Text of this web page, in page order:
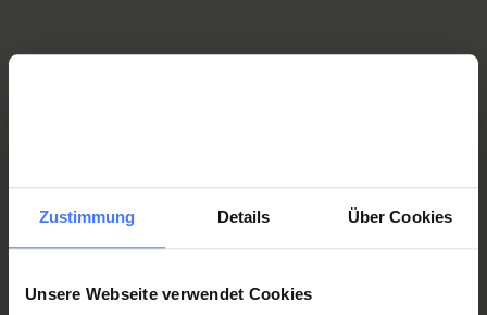
Zustimmung Details Über Cookies
Unsere Webseite verwendet Cookies
Opening times